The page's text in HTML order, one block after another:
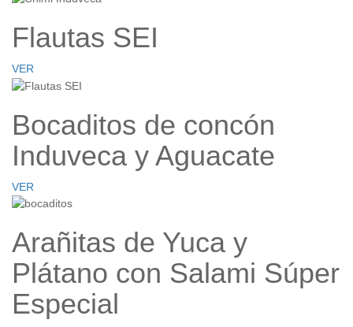
Flautas SEI
VER
Bocaditos de concón
Induveca y Aguacate
VER
Arañitas de Yuca y
Plátano con Salami Súper
Especial